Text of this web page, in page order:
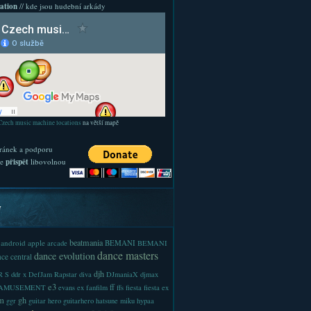
// kde jsou hudební arkády
music machine locations na větší mapě
a podporu
přispětlibovolnou
android apple arcade beatmania BEMANI BEMANI
central dance evolutiondance masters
S ddr x DefJam Rapstar diva djh DJmaniaX djmax
e3 evans ex fanfilm ff ffs fiesta fiesta ex
ggr gh guitar hero guitarhero hatsune miku hypaa